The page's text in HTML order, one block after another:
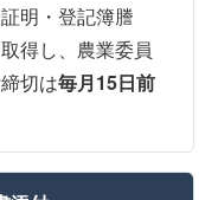
明・登記簿謄
得し、農業委員
切は毎月15日前